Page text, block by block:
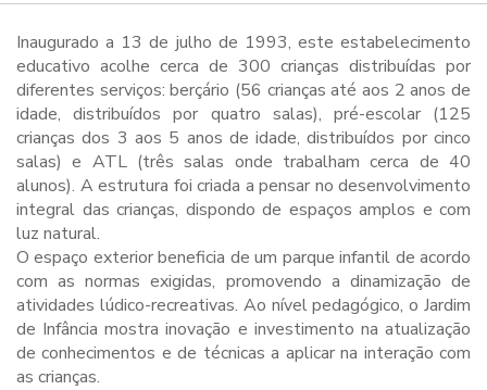
Inaugurado a 13 de julho de 1993, este estabelecimento
educativo acolhe cerca de 300 crianças distribuídas por
diferentes serviços: berçário (56 crianças até aos 2 anos de
idade, distribuídos por quatro salas), pré-escolar (125
crianças dos 3 aos 5 anos de idade, distribuídos por cinco
salas) e ATL (três salas onde trabalham cerca de 40
alunos). A estrutura foi criada a pensar no desenvolvimento
integral das crianças, dispondo de espaços amplos e com
luz natural.
O espaço exterior beneficia de um parque infantil de acordo
com as normas exigidas, promovendo a dinamização de
atividades lúdico-recreativas. Ao nível pedagógico, o Jardim
de Infância mostra inovação e investimento na atualização
de conhecimentos e de técnicas a aplicar na interação com
as crianças.